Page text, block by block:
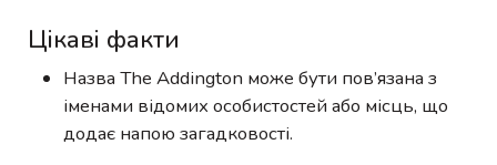
Цікаві факти
Назва The Addington може бути пов’язана з
іменами відомих особистостей або місць, що
додає напою загадковості.